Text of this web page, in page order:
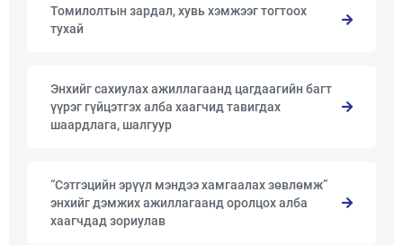
Томилолтын зардал, хувь хэмжээг тогтоох
тухай
Энхийг сахиулах ажиллагаанд цагдаагийн багт
үүрэг гүйцэтгэх алба хаагчид тавигдах
шаардлага, шалгуур
“Сэтгэцийн эрүүл мэндээ хамгаалах зөвлөмж”
энхийг дэмжих ажиллагаанд оролцох алба
хаагчдад зориулав